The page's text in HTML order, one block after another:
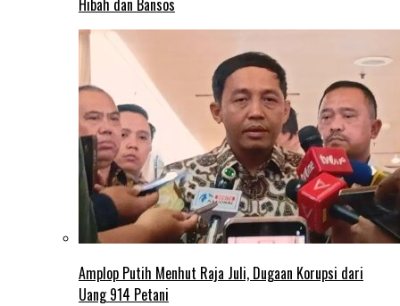
Hibah dan Bansos
Amplop Putih Menhut Raja Juli, Dugaan Korupsi dari
Uang 914 Petani